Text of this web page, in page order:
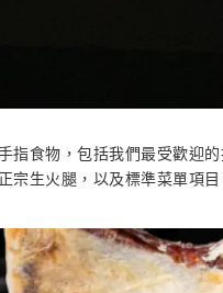
指食物，包括我們最受歡迎
宗生火腿，以及標準菜單項